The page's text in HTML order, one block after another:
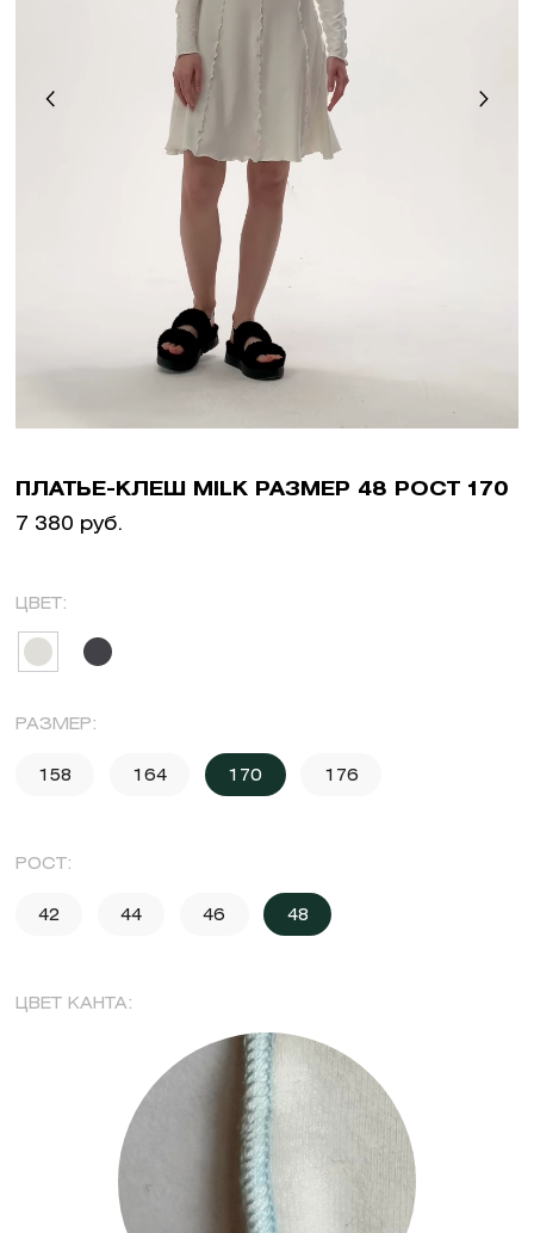
ПЛАТЬЕ-КЛЕШ MILK РАЗМЕР 48 РОСТ 170
7 380 руб.
ЦВЕТ:
РАЗМЕР:
158 164 170 176
РОСТ:
42 44 46 48
ЦВЕТ КАНТА: